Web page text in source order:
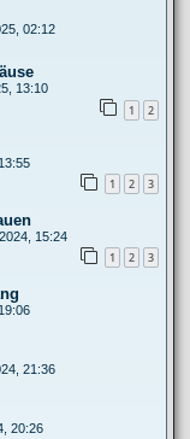
02:12
13:10
1 2
1 2 3
15:24
1 2 3
21:36
20:26